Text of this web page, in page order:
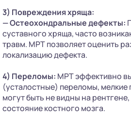
3) Повреждения хряща:
— Остеохондральные дефекты:
суставного хряща, часто
травм. МРТ позволяет оценить
локализацию дефекта.
4) Переломы: МРТ эффективно
(усталостные) переломы,
могут быть не видны на
состояние костного мозга.